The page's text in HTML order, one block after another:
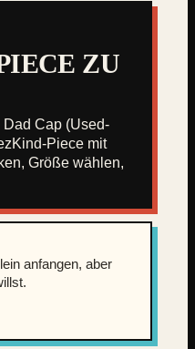
ZU
Cap (Used-
Piece mit
Größe wählen,
anfangen, aber